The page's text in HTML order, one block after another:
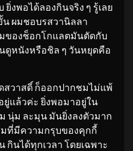
งพอได้ลองกินจริง ๆ รู้เลย
ผมชอบรสวานิลลา
ของช็อกโกแลตมันตัดกับ
ดูหนังหรือชิล ๆ วันหยุดคือ
วาสดิ์ ก็ออกปากชมไม่แพ้
ยู่แล้วค่ะ ยิ่งพอมาอยู่ใน
นุ่ม ละมุน มันยิ่งลงตัวมาก
ที่มีความกรุบของคุกกี้
กินได้ทุกเวลา โดยเฉพาะ